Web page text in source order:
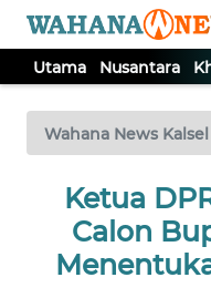
Utama Nusantara
Wahana News Kalsel
Ketua
Calon
TV
Tutup
UTAMA
NUSANTARA